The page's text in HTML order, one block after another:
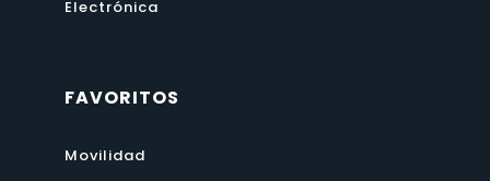
Electrónica
FAVORITOS
Movilidad